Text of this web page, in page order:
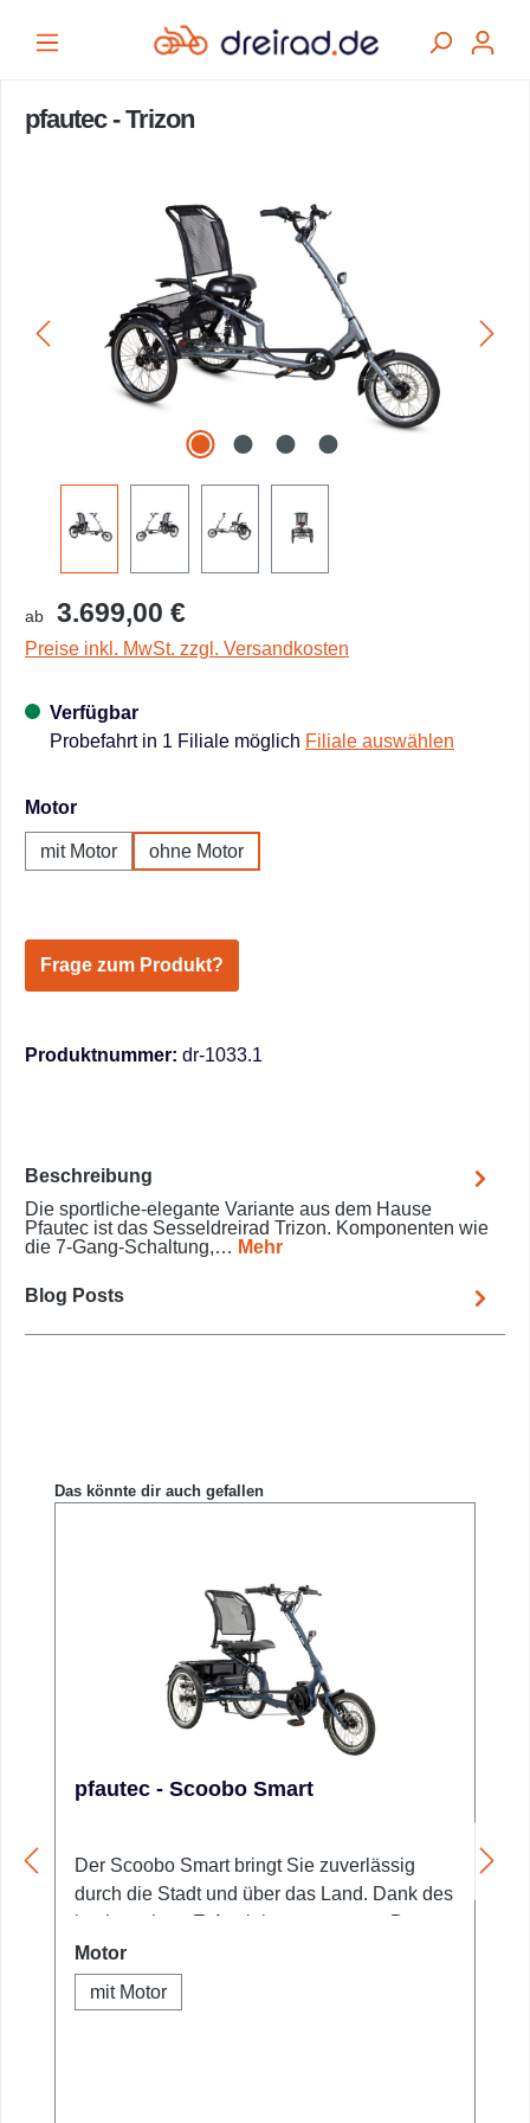
pfautec - Trizon
Bildergalerie überspringen
ab 3.699,00 €
Preise inkl. MwSt. zzgl. Versandkosten
Verfügbar
Probefahrt in 1 Filiale möglich Filiale auswählen
Motorauswählen
mit Motor ohne Motor
Frage zum Produkt?
Produktnummer: dr-1033.1
Beschreibung
Die sportliche-elegante Variante aus dem Hause
Pfautec ist das Sesseldreirad Trizon. Komponenten wie
die 7-Gang-Schaltung,… Mehr
Blog Posts
Produktgalerie überspringen
Das könnte dir auch gefallen
pfautec - Scoobo Smart
Der Scoobo Smart bringt Sie zuverlässig
durch die Stadt und über das Land. Dank des
hochwertigen E-Antriebssystems von Bosch
(Active-Line-Plus) und des leistungsfähigen
Akkus ist dieses Dreirad der ideale Begleiter
für ausgedehnte Touren, auch weit über die
Motorauswählen
mit Motor